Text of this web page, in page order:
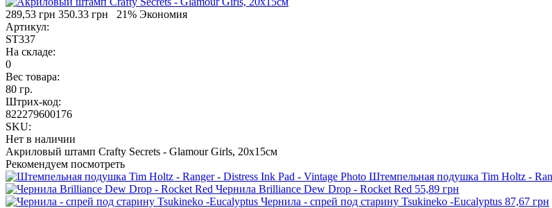
289,53 грн 350.33 грн
21% Экономия
Артикул:
ST337
На складе:
0
Вес товара:
80 гр.
Штрих-код:
822279600176
SKU:
Нет в наличии
Акриловый штамп Crafty Secrets - Glamour Girls, 20х15см
Рекомендуем посмотреть
Штемпельная подушка Tim Holtz -
Чернила Brilliance Dew Drop - Rocket Red 55,89 грн
Чернила - спрей под старину Tsukineko -Eucalyptus 87,67 грн